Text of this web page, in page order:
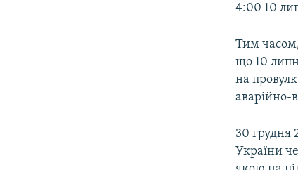
4:00 10
Тим часом,
що 10
на
аварійно-
30 грудня
України